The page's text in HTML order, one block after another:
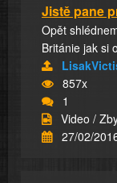
Jistě pane
Opět
Británie jak si
857x
1
Video /
27/02/